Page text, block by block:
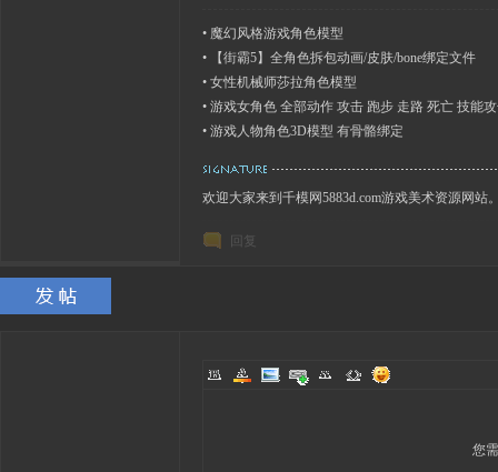
• 魔幻风格游戏角色模型
•
【街霸5】全角色拆包动画/皮肤/bone绑定文件
• 女性机械师莎拉角色模型
• 游戏女角色 全部动作 攻击 跑步 走路 死亡 技能
• 游戏人物角色3D模型 有骨骼绑定
欢迎大家来到千模网5883d.com游戏美术资源网站
回复
您